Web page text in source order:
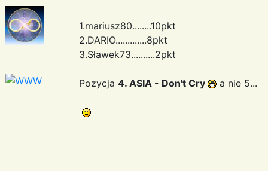
1.mariusz80........10pkt
2.DARIO.............8pkt
3.Sławek73..........2pkt
Pozycja 4. ASIA - Don't Cry a nie 5...